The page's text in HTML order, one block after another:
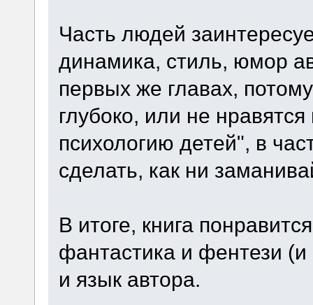
Часть людей
динамика, стиль, юмор
первых же главах,
глубоко, или не
психологию детей", в
сделать, как ни
В итоге, книга
фантастика и фентези
и язык автора.